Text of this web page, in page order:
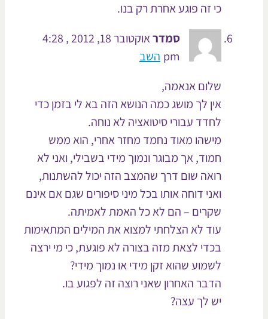
כי זה פוגע אחרת רק בנו.
סמדר
אוקטובר 18, 2012 , 4:28
pm
השב
שלום אנאמה,
אין לך מושג כמה הנושא הזה בא לי בזמן כדי
לחדד עבורי סיטואציה לא נוחה.
מישהו מאוד נחמד מחזר אחרי, הוא ממש
חמוד, אך מבוגר ונמוך מידי בשבילי, ואני לא
רואה שום דרך שהמצב הזה יכול להשתנות,
ואני דוחה אותו בכל מיני סיפורים שגם אם אינם
שקרים – הם לא כל האמת לאמיתה.
עוד לא הצלחתי למצוא את המילים המתאימות
בכדי לצאת מזה בצורה לא פוגעת, כי מי ירצה
לשמוע שהוא זקן מידי או נמוך מידי?
הדבר האחרון שאני רוצה זה לפגוע בו.
יש לך עצה?